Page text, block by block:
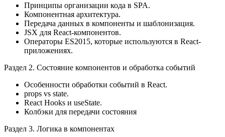
Принципы организации кода в SPA.
Компонентная архитектура.
Передача данных в компоненты и шаблонизация.
JSX для React-компонентов.
Операторы ES2015, которые используются в React-
приложениях.
Раздел 2. Состояние компонентов и обработка событий
Особенности обработки событий в React.
props vs state.
React Hooks и useState.
Колбэки для передачи состояния
Раздел 3. Логика в компонентах